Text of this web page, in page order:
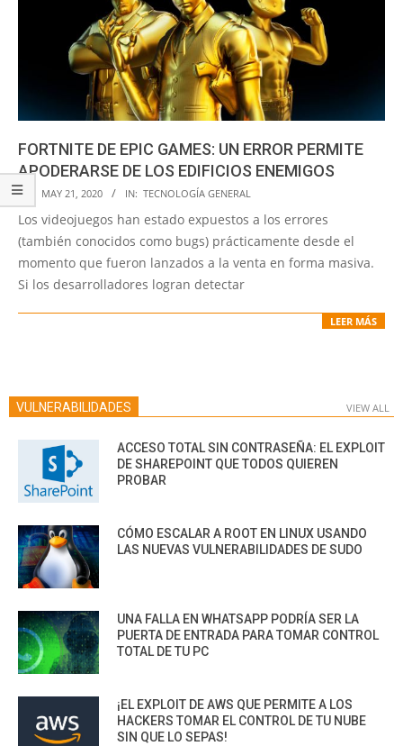
FORTNITE DE EPIC GAMES: UN ERROR PERMITE
APODERARSE DE LOS EDIFICIOS ENEMIGOS
2020-
05-
21
ON: MAY 21, 2020 IN: TECNOLOGÍA GENERAL
Los videojuegos han estado expuestos a los errores
(también conocidos como bugs) prácticamente desde el
momento que fueron lanzados a la venta en forma masiva.
Si los desarrolladores logran detectar
LEER MÁS
VULNERABILIDADES VIEW ALL
ACCESO TOTAL SIN CONTRASEÑA: EL EXPLOIT
DE SHAREPOINT QUE TODOS QUIEREN
PROBAR
CÓMO ESCALAR A ROOT EN LINUX USANDO
LAS NUEVAS VULNERABILIDADES DE SUDO
UNA FALLA EN WHATSAPP PODRÍA SER LA
PUERTA DE ENTRADA PARA TOMAR CONTROL
TOTAL DE TU PC
¡EL EXPLOIT DE AWS QUE PERMITE A LOS
HACKERS TOMAR EL CONTROL DE TU NUBE
SIN QUE LO SEPAS!